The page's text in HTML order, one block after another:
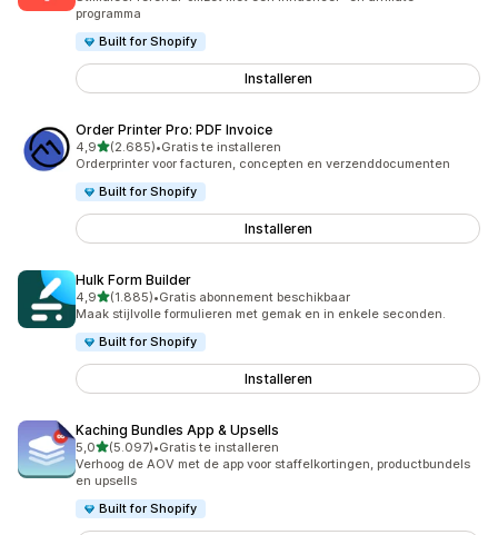
programma
Built for Shopify
Installeren
Order Printer Pro: PDF Invoice
4,9van 5 sterren
(2.685)
2685 recensies in totaal
•Gratis te installeren
Orderprinter voor facturen, concepten en verzenddocumenten
Built for Shopify
Installeren
Hulk Form Builder
4,9van 5 sterren
(1.885)
1885 recensies in totaal
•Gratis abonnement beschikbaar
Maak stijlvolle formulieren met gemak en in enkele seconden.
Built for Shopify
Installeren
Kaching Bundles App & Upsells
5,0van 5 sterren
(5.097)
5097 recensies in totaal
•Gratis te installeren
Verhoog de AOV met de app voor staffelkortingen, productbundels
en upsells
Built for Shopify